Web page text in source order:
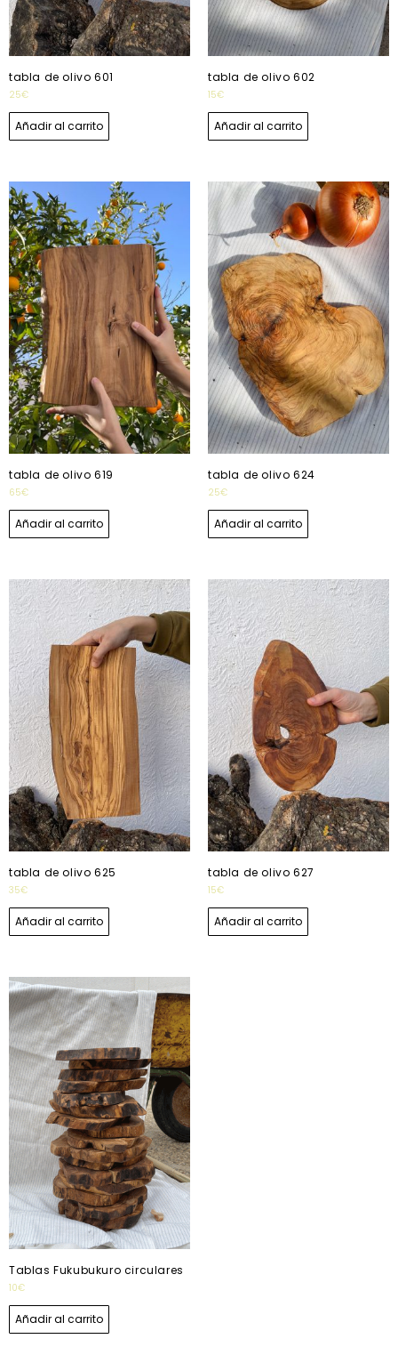
tabla de olivo 601
25€
Añadir al carrito
tabla de olivo 602
15€
Añadir al carrito
tabla de olivo 619
65€
Añadir al carrito
tabla de olivo 624
25€
Añadir al carrito
tabla de olivo 625
35€
Añadir al carrito
tabla de olivo 627
15€
Añadir al carrito
Tablas Fukubukuro circulares
10€
Añadir al carrito